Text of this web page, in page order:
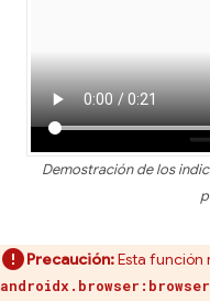
Demostración de los
Precaución:Esta función